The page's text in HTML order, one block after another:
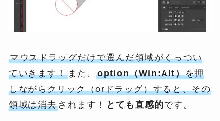
マウスドラッグだけで選んだ領域がくっつい
ていきます！また、option（Win:Alt）を押
しながらクリック（orドラッグ）すると、その
領域は消去されます！ とても直感的です。